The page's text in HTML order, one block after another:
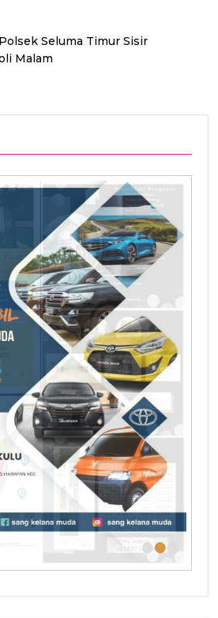
Seluma Timur Sisir
Malam
•••